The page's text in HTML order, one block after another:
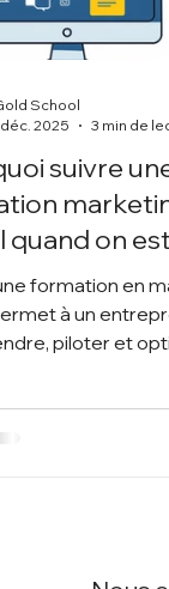
suivre
quand on est
?
formation en
à un
piloter et
School
déc. 2025
3 min de